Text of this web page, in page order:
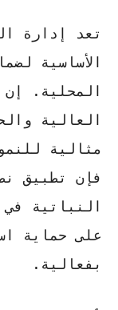
تعد إدارة
الأساسية
المحلية.
العالية
مثالية
فإن تطبيق
النباتية
على حماية
بفعالية.